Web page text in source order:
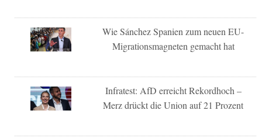
Wie Sánchez Spanien zum neuen EU-
Migrationsmagneten gemacht hat
Infratest: AfD erreicht Rekordhoch –
Merz drückt die Union auf 21 Prozent